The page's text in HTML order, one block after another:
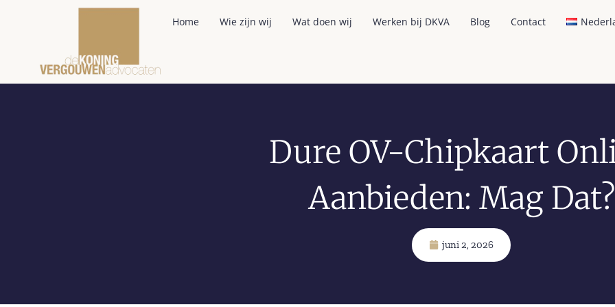
Home Wie zijn wij Wat doen wij Werken bij DKVA Blog Contact
Dure OV-Chipkaart
Aanbieden: Mag Dat?
juni 2, 2026